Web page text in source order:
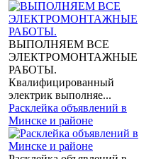
ВЫПОЛНЯЕМ ВСЕ
ЭЛЕКТРОМОНТАЖНЫЕ
РАБОТЫ.
Квалифицированный
электрик выполняе...
Расклейка объявлений в
Минске и районе